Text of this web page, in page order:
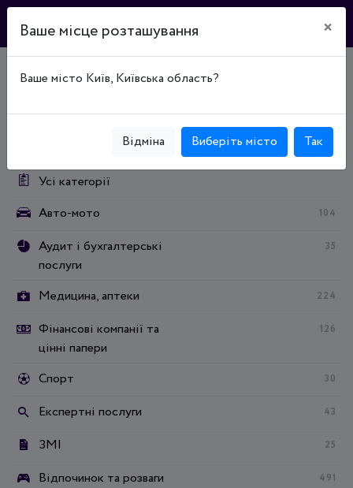
Каталог підприємств
Усі категорії
Авто-мото
104
Аудит і бухгалтерські
послуги
35
Медицина, аптеки 224
Фінансові компанії та
цінні папери
126
Спорт 30
Експертні послуги 43
ЗМІ 25
Відпочинок та розваги 491
Ваше місце розташування ×
Ваше місто Київ, Київська область?
Відміна Виберіть місто Так